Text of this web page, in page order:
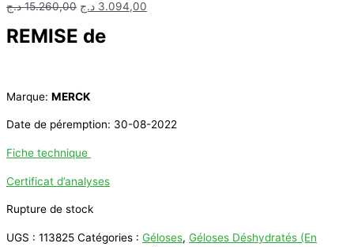
15.260,00 د.ج
Le
initial
3.094,00 د.ج
REMISE de
Marque: MERCK
Date de péremption: 30-08-2022
Fiche technique
Certificat d’analyses
Rupture de stock
UGS : 113825 Catégories : Géloses, Géloses Déshydratés (En